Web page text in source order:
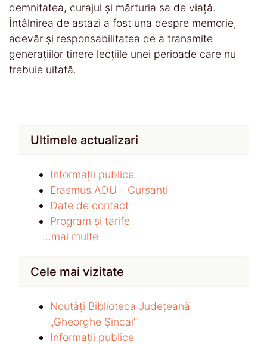
demnitatea, curajul și mărturia sa de viață.
Întâlnirea de astăzi a fost una despre memorie,
adevăr și responsabilitatea de a transmite
generațiilor tinere lecțiile unei perioade care nu
trebuie uitată.
Ultimele actualizari
Informații publice
Erasmus ADU - Cursanți
Date de contact
Program și tarife
...mai multe
Cele mai vizitate
Noutăți Biblioteca Județeană
„Gheorghe Șincai”
Informații publice